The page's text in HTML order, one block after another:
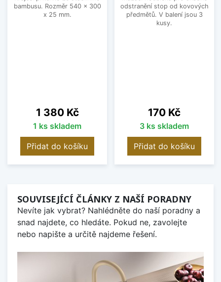
bambusu. Rozměr 540 x 300
x 25 mm.
Cena
1 380 Kč
1 ks skladem
Přidat do košíku
odstranění stop od kovových
předmětů. V balení jsou 3
kusy.
Cena
170 Kč
3 ks skladem
Přidat do košíku
SOUVISEJÍCÍ ČLÁNKY Z NAŠÍ PORADNY
Nevíte jak vybrat? Nahlédněte do naší poradny a
snad najdete, co hledáte. Pokud ne, zavolejte
nebo napište a určitě najdeme řešení.